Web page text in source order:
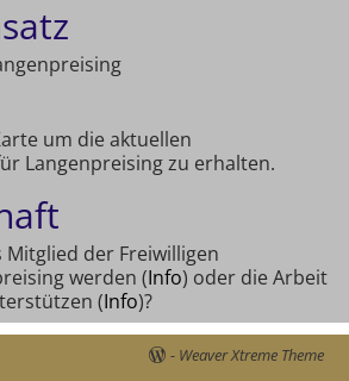
um die aktuellen
Langenpreising zu erhalten.
Mitglied der Freiwilligen
werden (Info) oder die Arbeit
(Info)?
- Weaver Xtreme Theme